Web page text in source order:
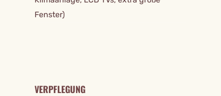
Fenster)
VERPFLEGUNG